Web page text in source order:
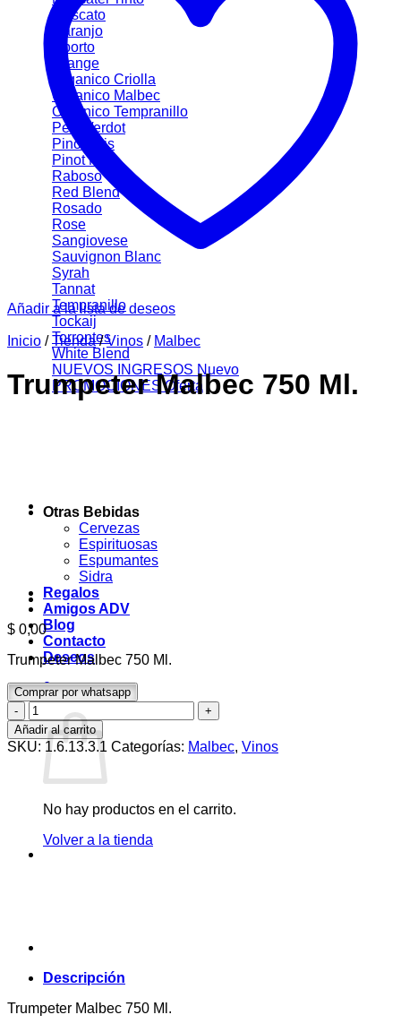
Moscato
Naranjo
Oporto
Orange
Organico Criolla
Organico Malbec
Organico Tempranillo
Petit Verdot
Pinot Gris
Pinot Noir
Raboso
Red Blend
Rosado
Rose
Sangiovese
Sauvignon Blanc
Syrah
Tannat
Tempranillo
Tockaij
Torrontes
White Blend
NUEVOS INGRESOS
PROMOCIONES
Otras Bebidas
Cervezas
Espirituosas
Espumantes
Sidra
Regalos
Amigos ADV
Blog
Contacto
Deseos
0
Carrito
No hay productos en el carrito.
Volver a la tienda
Añadir a la lista de deseos
Inicio / Tienda / Vinos / Malbec
Trumpeter Malbec 750 Ml.
$ 0,00
Trumpeter Malbec 750 Ml.
Comprar por whatsapp
Trumpeter
Malbec
750
Ml.
Añadir al carrito
SKU: 1.6.13.3.1 Categorías: Malbec, Vinos
Descripción
Trumpeter Malbec 750 Ml.